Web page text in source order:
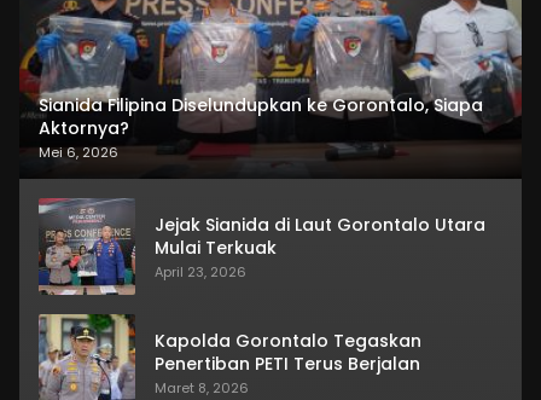
Sianida Filipina Diselundupkan ke Gorontalo, Siapa
Aktornya?
Mei 6, 2026
Jejak Sianida di Laut Gorontalo Utara
Mulai Terkuak
April 23, 2026
Kapolda Gorontalo Tegaskan
Penertiban PETI Terus Berjalan
Maret 8, 2026